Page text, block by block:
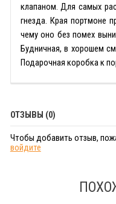
клапаном. Для самых
гнезда. Края портмоне
чему оно без помех
Будничная, в хорошем
Подарочная коробка к
ОТЗЫВЫ (0)
Чтобы добавить отзыв,
войдите